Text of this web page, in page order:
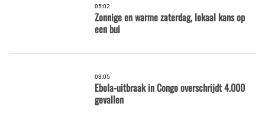
05:02
Zonnige en warme zaterdag, lokaal kans op
een bui
03:05
Ebola-uitbraak in Congo overschrijdt 4.000
gevallen